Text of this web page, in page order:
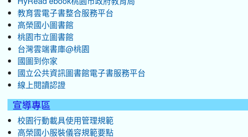
教育雲電子書整合服務平台
高榮國小圖書館
桃園市立圖書館
台灣雲端書庫@桃園
國圖到你家
國立公共資訊圖書館電子書服務平台
線上閱讀認證
宣導專區
校園行動載具使用管理規範
高榮國小服裝儀容規範要點